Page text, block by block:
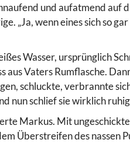
und aufatmend auf
„Ja, wenn eines sich so
Wasser, ursprünglich
aus Vaters Rumflasche.
schluckte, verbrannte
nun schlief sie wirklich
Markus. Mit
Überstreifen des nassen